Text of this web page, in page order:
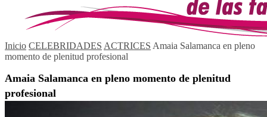
Inicio CELEBRIDADES ACTRICES Amaia Salamanca en pleno
momento de plenitud profesional
Amaia Salamanca en pleno momento de plenitud
profesional